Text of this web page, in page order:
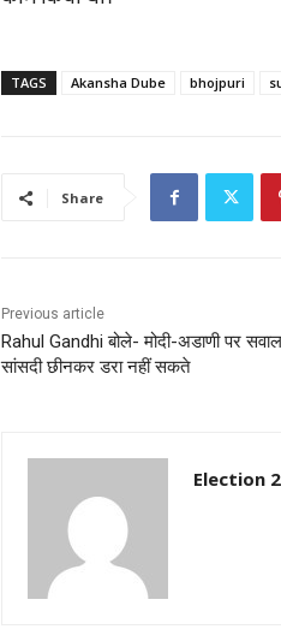
TAGS Akansha Dube bhojpuri
Share
Previous article
Rahul Gandhi बोले- मोदी-अडाणी पर
सांसदी छीनकर डरा नहीं सकते
Election